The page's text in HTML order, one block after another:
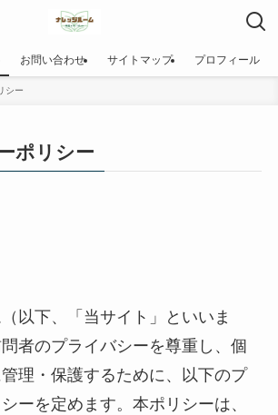
お問い合わせ サイトマップ プロフィール
シー
ポリシー
以下、「当サイト」といいま
者のプライバシーを尊重し、個
理・保護するために、以下のプ
ーを定めます。本ポリシーは、